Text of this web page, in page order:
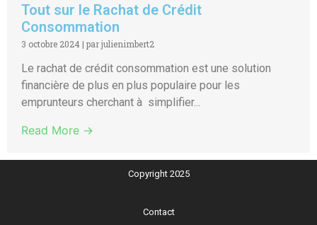
Tout sur le Rachat de Crédit
Consommation
3 octobre 2024 | par julienimbert2
Le rachat de crédit consommation est une solution
financière de plus en plus populaire pour les
emprunteurs cherchant à simplifier...
Read More →
Copyright 2025
Contact